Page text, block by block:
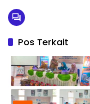
Pos Terkait